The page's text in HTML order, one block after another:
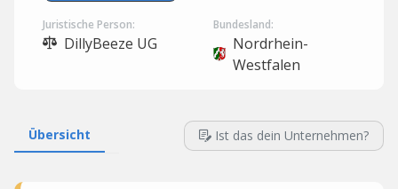
Juristische Person:
DillyBeeze UG
Bundesland:
Nordrhein-
Westfalen
Übersicht Ist das dein Unternehmen?